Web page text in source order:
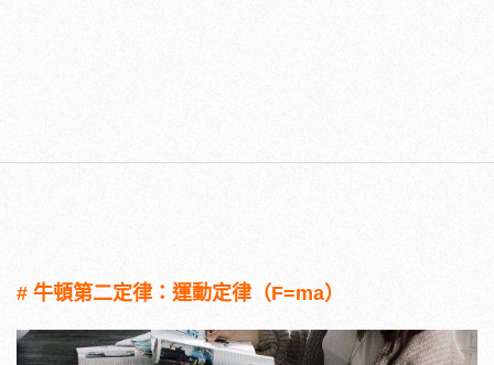
# 牛頓第二定律：運動定律（F=ma）